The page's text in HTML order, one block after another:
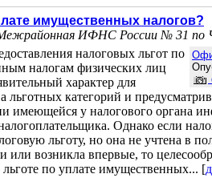
имущественных налогов?
ИФНС России № 31 по
налоговых льгот по
налогам физических лиц
характер для
льготных категорий и
имеющейся у налогового органа
Однако если
льготу, но она не учтена в
или возникла впервые, то
льготе по уплате имущественных... [